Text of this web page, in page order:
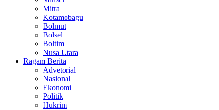
Mitra
Kotamobagu
Bolmut
Bolsel
Boltim
Nusa Utara
Ragam Berita
Advetorial
Nasional
Ekonomi
Politik
Hukrim